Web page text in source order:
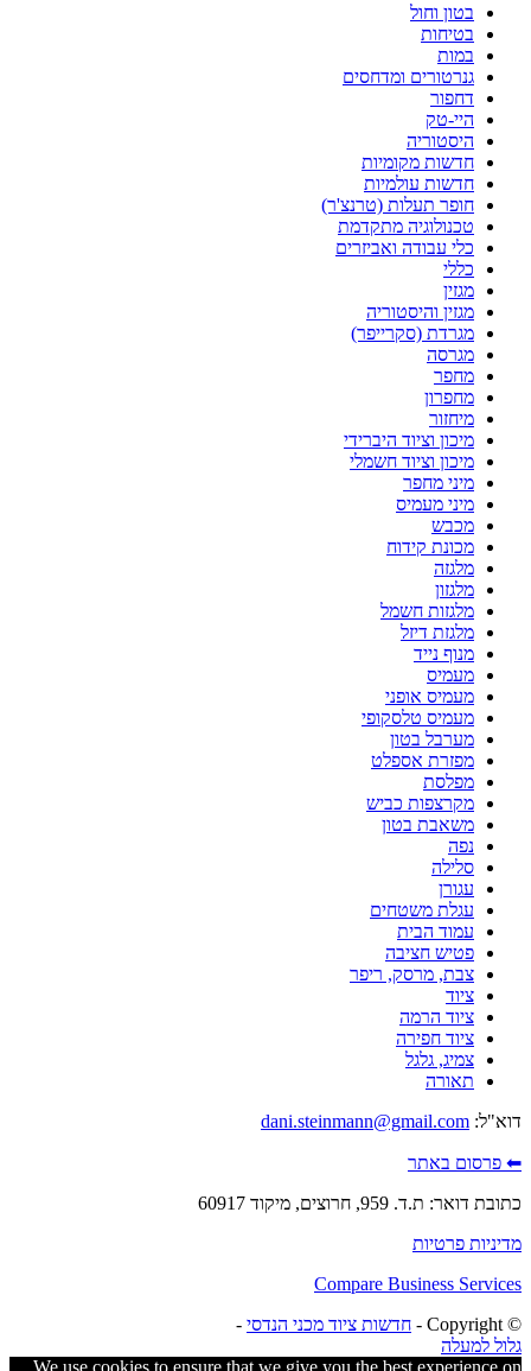
בטון וחול
בטיחות
במות
גנרטורים ומדחסים
דחפור
היי-טק
היסטוריה
חדשות מקומיות
חדשות עולמיות
חופר תעלות (טרנצ'ר)
טכנולוגיה מתקדמת
כלי עבודה ואביזרים
כללי
מגזין
מגזין והיסטוריה
מגרדת (סקרייפר)
מגרסה
מחפר
מחפרון
מיחזור
מיכון וציוד היברידי
מיכון וציוד חשמלי
מיני מחפר
מיני מעמיס
מכבש
מכונת קידוח
מלגזה
מלגזון
מלגזות חשמל
מלגזת דיזל
מנוף נייד
מעמיס
מעמיס אופני
מעמיס טלסקופי
מערבל בטון
מפזרת אספלט
מפלסת
מקרצפות כביש
משאבת בטון
נפה
סלילה
עגורן
עגלת משטחים
עמוד הבית
פטיש חציבה
צבת, מרסק, ריפר
ציוד
ציוד הרמה
ציוד חפירה
צמיג, גלגל
תאורה
דוא"ל: dani.steinmann@gmail.com
⬅ פרסום באתר
כתובת דואר: ת.ד. 959, חרוצים, מיקוד 60917
מדיניות פרטיות
Compare Business Services
© ‫Copyright -
חדשות ציוד מכני הנדסי -
גלול למעלה
We use cookies to ensure that we give you the best experience on